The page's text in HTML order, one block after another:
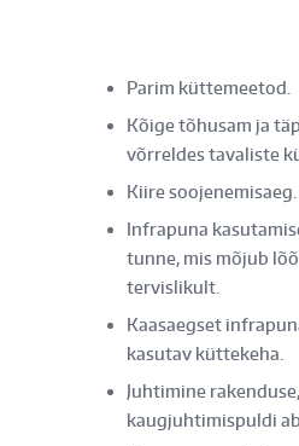
Parim küttemeetod.
Kõige tõhusam ja
võrreldes tavaliste
Kiire soojenemisaeg.
Infrapuna
tunne, mis mõjub
tervislikult.
Kaasaegset
kasutav küttekeha.
Juhtimine
kaugjuhtimispuldi